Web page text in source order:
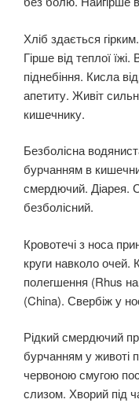
Хліб здається
Гірше від теплої
піднебіння. Кисла
апетиту. Живіт
кишечнику.
Безболісна
бурчанням в
смердючий. Діарея.
безболісний.
Кровотечі з носа
круги навколо очей.
полегшення (Rhus
(China). Свербіж у
Рідкий смердючий
бурчанням у животі
червоною смугою
слизом. Хворий під